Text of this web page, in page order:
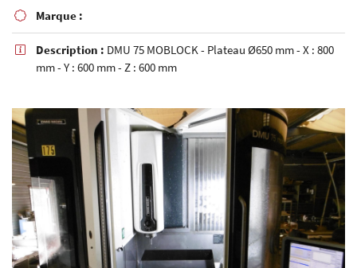
 Marque :
 Description : DMU 75 MOBLOCK - Plateau Ø650 mm - X : 800
mm - Y : 600 mm - Z : 600 mm